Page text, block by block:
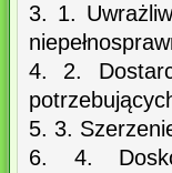
3. 1.
4. 2.
5. 3.
6. 4.